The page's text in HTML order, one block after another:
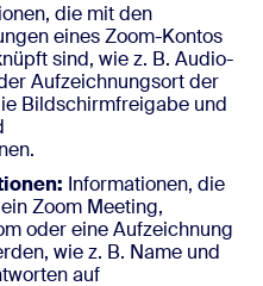
die mit den
eines Zoom-Kontos
sind, wie z. B. Audio-
Aufzeichnungsort der
Bildschirmfreigabe und
Informationen, die
Zoom Meeting,
oder eine Aufzeichnung
wie z. B. Name und
auf